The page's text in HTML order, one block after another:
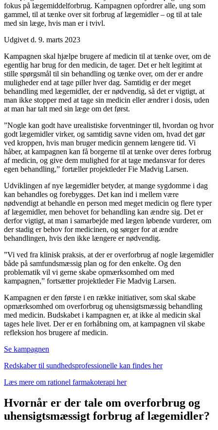
fokus på lægemiddelforbrug. Kampagnen opfordrer alle, ung som
gammel, til at tænke over sit forbrug af lægemidler – og til at tale
med sin læge, hvis man er i tvivl.
Udgivet d. 9. marts 2023
Kampagnen skal hjælpe brugere af medicin til at tænke over, om de
egentlig har brug for den medicin, de tager. Det er helt legitimt at
stille spørgsmål til sin behandling og tænke over, om der er andre
muligheder end at tage piller hver dag. Samtidig er der meget
behandling med lægemidler, der er nødvendig, så det er vigtigt, at
man ikke stopper med at tage sin medicin eller ændrer i dosis, uden
at man har talt med sin læge om det først.
”Nogle kan godt have urealistiske forventninger til, hvordan og hvor
godt lægemidler virker, og samtidig savne viden om, hvad det gør
ved kroppen, hvis man bruger medicin gennem længere tid. Vi
håber, at kampagnen kan få borgerne til at tænke over deres forbrug
af medicin, og give dem mulighed for at tage medansvar for deres
egen behandling,” fortæller projektleder Fie Madvig Larsen.
Udviklingen af nye lægemidler betyder, at mange sygdomme i dag
kan behandles og forebygges. Det kan ind i mellem være
nødvendigt at behandle en person med meget medicin og flere typer
af lægemidler, men behovet for behandling kan ændre sig. Det er
derfor vigtigt, at man i samarbejde med lægen løbende vurderer, om
der stadig er behov for medicinen, og sørger for at ændre
behandlingen, hvis den ikke længere er nødvendig.
”Vi ved fra klinisk praksis, at der er overforbrug af nogle lægemidler
både på samfundsmæssig plan og for den enkelte. Og den
problematik vil vi gerne skabe opmærksomhed om med
kampagnen,” fortsætter projektleder Fie Madvig Larsen.
Kampagnen er den første i en række initiativer, som skal skabe
opmærksomhed om overforbrug og uhensigtsmæssig behandling
med medicin. Budskabet i kampagnen er, at ikke al medicin skal
tages hele livet. Der er en forhåbning om, at kampagnen vil skabe
refleksion hos brugere af medicin.
Se kampagnen
Redskaber til sundhedsprofessionelle kan findes her
Læs mere om rationel farmakoterapi her
Hvornår er der tale om overforbrug og
uhensigtsmæssigt forbrug af lægemidler?